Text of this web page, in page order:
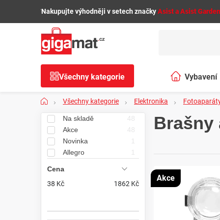
🌿Nakupujte výhodněji v setech značkyAsist a Asist Garden
Všechny kategorie Vybavení
domácnosti
DomůVšechny kategorie Elektronika
P
o
s
a
Na skladě
48
Akce
48
Novinka
Allegro
Cena
38 Kč 1862 Kč
Brašny
V
ý
Akce